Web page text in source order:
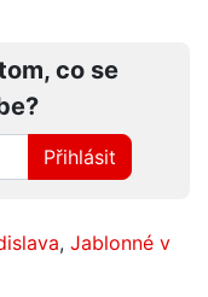
co se
Přihlásit
, Jablonné v